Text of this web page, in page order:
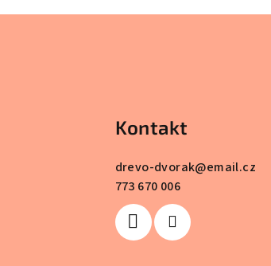
Kontakt
drevo-dvorak@email.cz
773 670 006